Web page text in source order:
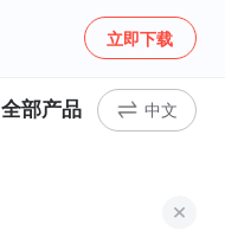
立即下载
全部产品 中文